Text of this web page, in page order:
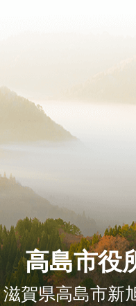
高島市役
賀県高島市新